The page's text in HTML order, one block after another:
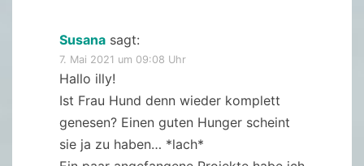
Susana sagt:
7. Mai 2021 um 09:08 Uhr
Hallo illy!
Ist Frau Hund denn wieder komplett
genesen? Einen guten Hunger scheint
sie ja zu haben… *lach*